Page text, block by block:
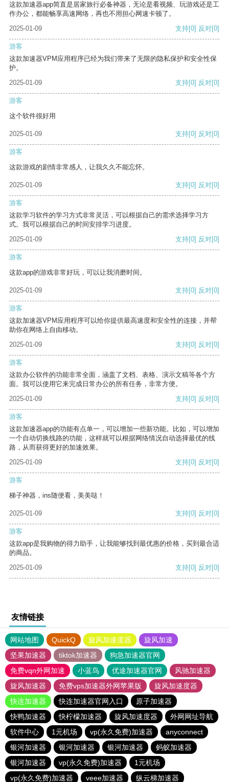
这款加速器app简直是居家旅行必备神器，无论是看视频、玩游戏还是工
作办公，都能畅享高速网络，再也不用担心网速卡顿了。
2025-01-09
支持[0] 反对[0]
游客
这款加速器VPM应用程序已经为我们带来了无限的隐私保护和安全性保
护。
2025-01-09
支持[0] 反对[0]
游客
这个软件很好用
2025-01-09 支持[0] 反对[0]
游客
这款游戏的剧情非常感人，让我久久不能忘怀。
2025-01-09 支持[0] 反对[0]
游客
这款学习软件的学习方式非常灵活，可以根据自己的需求选择学习方
式。我可以根据自己的时间安排学习进度。
2025-01-09
支持[0] 反对[0]
游客
这款app的游戏非常好玩，可以让我消磨时间。
2025-01-09 支持[0] 反对[0]
游客
这款加速器VPM应用程序可以给你提供最高速度和安全性的连接，并帮
助你在网络上自由移动。
2025-01-09
支持[0] 反对[0]
游客
这款办公软件的功能非常全面，涵盖了文档、表格、演示文稿等各个方
面。我可以使用它来完成日常办公的所有任务，非常方便。
2025-01-09
支持[0] 反对[0]
游客
这款加速器app的功能有点单一，可以增加一些新功能。比如，可以增加
一个自动切换线路的功能，这样就可以根据网络情况自动选择最优的线
路，从而获得更好的加速效果。
2025-01-09
支持[0] 反对[0]
游客
梯子神器，ins随便看，美美哒！
2025-01-09 支持[0] 反对[0]
游客
这款app是我购物的得力助手，让我能够找到最优惠的价格，买到最合适
的商品。
2025-01-09
支持[0] 反对[0]
友情链接
网站地图 QuickQ 旋风加速度器
旋风加速
坚果加速器
tiktok加速器
狗急加速器官网
免费vqn外网加速
小蓝鸟 优途加速器官网
风驰加速器
旋风加速器
免费vps加速器外网苹果版
旋风加速度器
快连加速器
快连加速器官网入口
原子加速器
快鸭加速器
快柠檬加速器 旋风加速度器
外网网址导航
软件中心
1元机场 vp(永久免费)加速器
anyconnect
银河加速器
银河加速器 银河加速器
蚂蚁加速器
银河加速器
vp(永久免费)加速器
1元机场
vp(永久免费)加速器
veee加速器 纵云梯加速器